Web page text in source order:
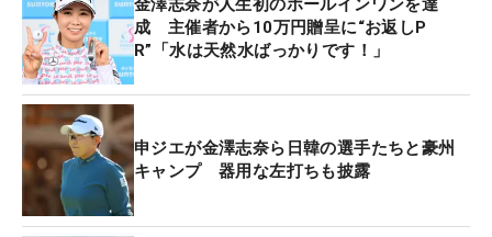
金澤志奈が人生初のホールインワンを達
成 主催者から10万円贈呈に“お返しP
R”「水は天然水ばっかりです！」
申ジエが金澤志奈ら日韓の選手たちと豪州
キャンプ 器用な左打ちも披露